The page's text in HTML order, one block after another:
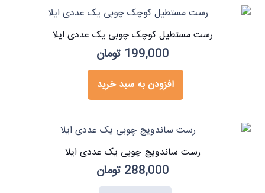
رست مستطیل کوچک چوبی یک عددی ایلا
199,000 تومان
افزودن به سبد خرید
رست ساندویچ چوبی یک عددی ایلا
288,000 تومان